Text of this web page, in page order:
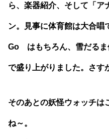
ら、楽器紹介、そして「ア
ン。見事に体育館は大合
Go はもちろん、雪だるま
で盛り上がりました。さす
そのあとの妖怪ウォッチは
ね～。